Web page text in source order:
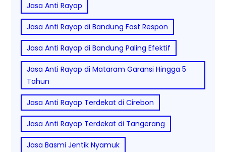
Jasa Anti Rayap
Jasa Anti Rayap di Bandung Fast Respon
Jasa Anti Rayap di Bandung Paling Efektif
Jasa Anti Rayap di Mataram Garansi Hingga 5
Tahun
Jasa Anti Rayap Terdekat di Cirebon
Jasa Anti Rayap Terdekat di Tangerang
Jasa Basmi Jentik Nyamuk